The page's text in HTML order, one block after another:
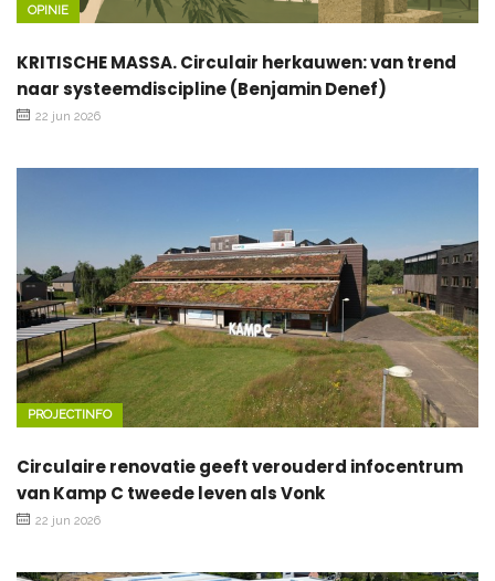
OPINIE
KRITISCHE MASSA. Circulair herkauwen: van trend
naar systeemdiscipline (Benjamin Denef)
22 jun 2026
PROJECTINFO
Circulaire renovatie geeft verouderd infocentrum
van Kamp C tweede leven als Vonk
22 jun 2026